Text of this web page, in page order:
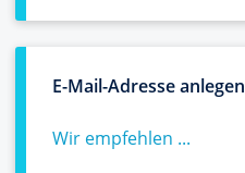
E-Mail-Adresse anlegen
Wir empfehlen ...